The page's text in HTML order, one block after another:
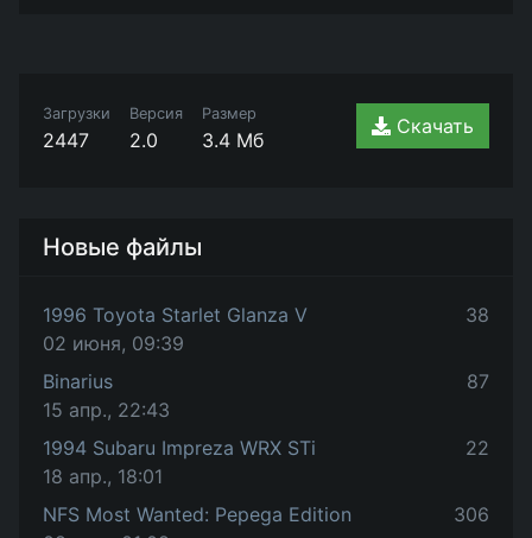
Загрузки
2447
Версия
2.0
Размер
3.4 Мб
Скачать
Новые файлы
1996 Toyota Starlet Glanza V
02 июня, 09:39
38
Binarius
15 апр., 22:43
87
1994 Subaru Impreza WRX STi
18 апр., 18:01
22
NFS Most Wanted: Pepega Edition
306